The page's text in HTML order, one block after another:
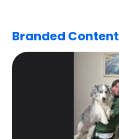
Branded Content